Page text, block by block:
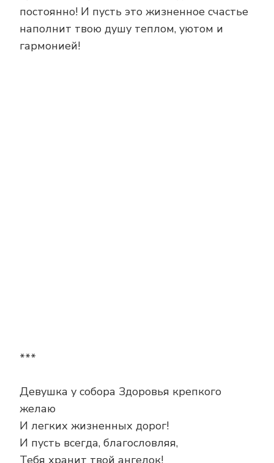
постоянно! И пусть это жизненное счастье
наполнит твою душу теплом, уютом и
гармонией!
***
Девушка у собора Здоровья крепкого
желаю
И легких жизненных дорог!
И пусть всегда, благословляя,
Тебя хранит твой ангелок!